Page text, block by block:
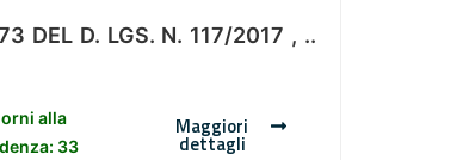
DEL D. LGS. N. 117/2017 , ..
alla
33
Maggiori
dettagli